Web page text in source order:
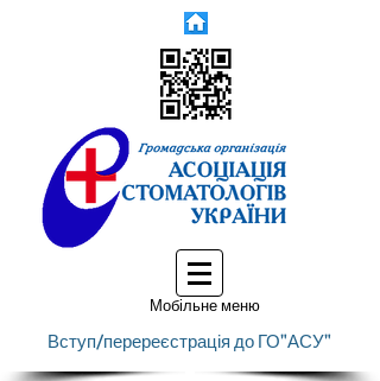
Мобільне меню
Вступ/перереєстрація до ГО"АСУ"